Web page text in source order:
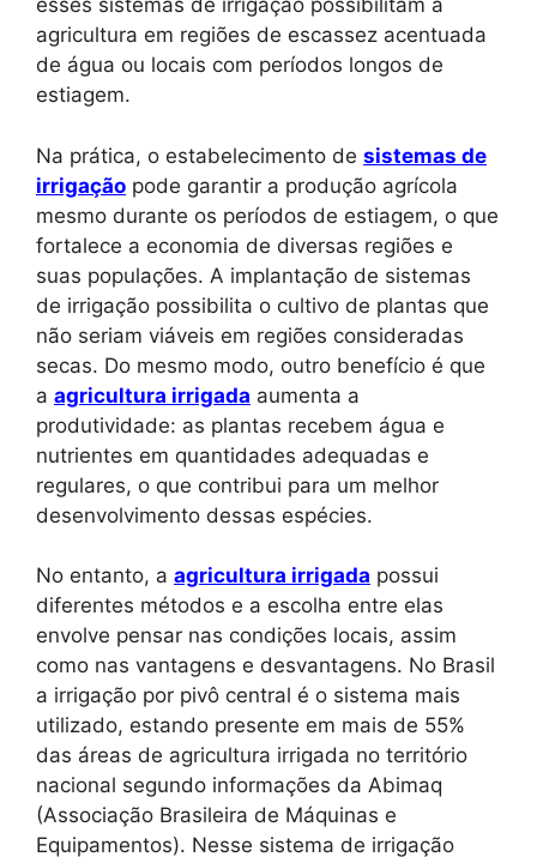
esses sistemas de irrigação possibilitam a
agricultura em regiões de escassez acentuada
de água ou locais com períodos longos de
estiagem.
Na prática, o estabelecimento de sistemas de
irrigação pode garantir a produção agrícola
mesmo durante os períodos de estiagem, o que
fortalece a economia de diversas regiões e
suas populações. A implantação de sistemas
de irrigação possibilita o cultivo de plantas que
não seriam viáveis em regiões consideradas
secas. Do mesmo modo, outro benefício é que
a agricultura irrigada aumenta a
produtividade: as plantas recebem água e
nutrientes em quantidades adequadas e
regulares, o que contribui para um melhor
desenvolvimento dessas espécies.
No entanto, a agricultura irrigada possui
diferentes métodos e a escolha entre elas
envolve pensar nas condições locais, assim
como nas vantagens e desvantagens. No Brasil
a irrigação por pivô central é o sistema mais
utilizado, estando presente em mais de 55%
das áreas de agricultura irrigada no território
nacional segundo informações da Abimaq
(Associação Brasileira de Máquinas e
Equipamentos). Nesse sistema de irrigação